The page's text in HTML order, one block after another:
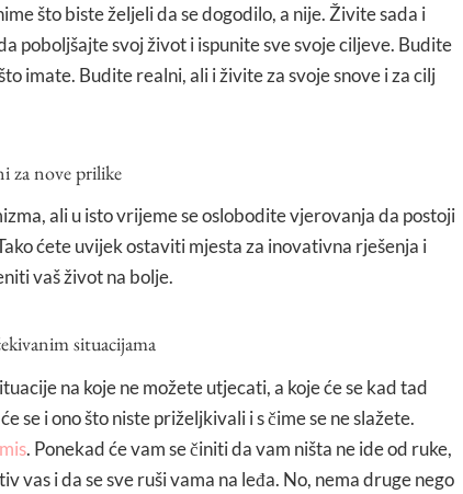
što biste željeli da se dogodilo, a nije. Živite sada i
poboljšajte svoj život i ispunite sve svoje ciljeve. Budite
imate. Budite realni, ali i živite za svoje snove i za cilj
za nove prilike
ali u isto vrijeme se oslobodite vjerovanja da postoji
ćete uvijek ostaviti mjesta za inovativna rješenja i
vaš život na bolje.
situacijama
na koje ne možete utjecati, a koje će se kad tad
se i ono što niste priželjkivali i s čime se ne slažete.
. Ponekad će vam se činiti da vam ništa ne ide od ruke,
vas i da se sve ruši vama na leđa. No, nema druge nego